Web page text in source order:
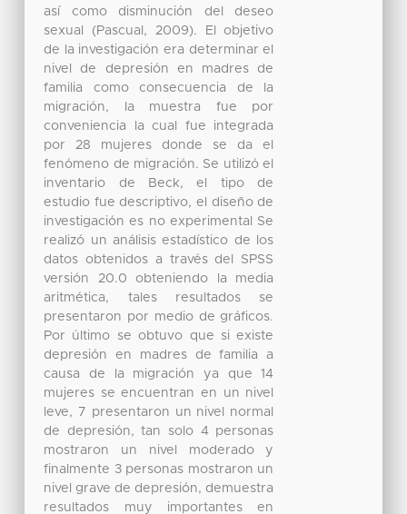
así como disminución del deseo
sexual (Pascual, 2009). El objetivo
de la investigación era determinar el
nivel de depresión en madres de
familia como consecuencia de la
migración, la muestra fue por
conveniencia la cual fue integrada
por 28 mujeres donde se da el
fenómeno de migración. Se utilizó el
inventario de Beck, el tipo de
estudio fue descriptivo, el diseño de
investigación es no experimental Se
realizó un análisis estadístico de los
datos obtenidos a través del SPSS
versión 20.0 obteniendo la media
aritmética, tales resultados se
presentaron por medio de gráficos.
Por último se obtuvo que si existe
depresión en madres de familia a
causa de la migración ya que 14
mujeres se encuentran en un nivel
leve, 7 presentaron un nivel normal
de depresión, tan solo 4 personas
mostraron un nivel moderado y
finalmente 3 personas mostraron un
nivel grave de depresión, demuestra
resultados muy importantes en